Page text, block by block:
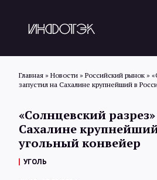
Новости
Главная » Новости » Российский рынок »
запустил на Сахалине крупнейший в
«Солнцевский
Сахалине
угольный конвейер
УГОЛЬ